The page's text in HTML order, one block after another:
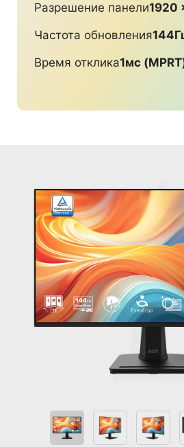
Разрешение панели1920
Частота обновления
Время отклика1мс